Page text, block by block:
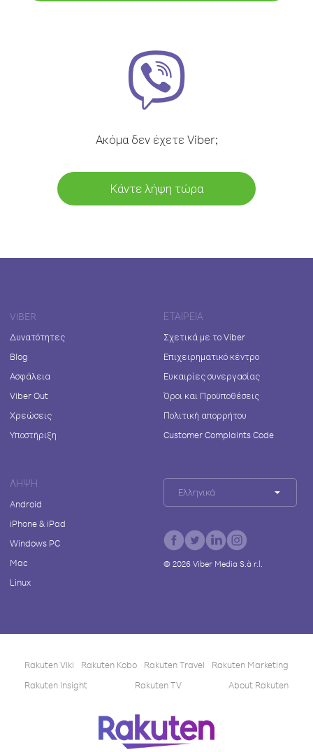
Ακόμα δεν έχετε Viber;
Κάντε λήψη τώρα
VIBER
Δυνατότητες
Blog
Ασφάλεια
Viber Out
Χρεώσεις
Υποστήριξη
ΕΤΑΙΡΕΊΑ
Σχετικά με το Viber
Επιχειρηματικό κέντρο
Ευκαιρίες συνεργασίας
Όροι και Προϋποθέσεις
Πολιτική απορρήτου
Customer Complaints Code
ΛΉΨΗ
Android
iPhone & iPad
Windows PC
Mac
Linux
Ελληνικά
© 2026Viber Media S.à r.l.
Rakuten Viki Rakuten Kobo Rakuten Travel
Rakuten Marketing
Rakuten Insight
Rakuten TV About Rakuten